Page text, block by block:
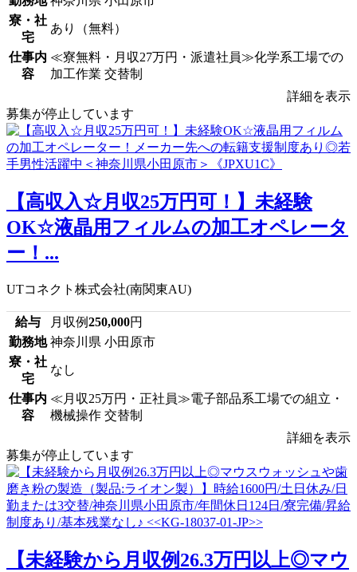
寮・社
宅
あり（無料）
仕事内
容
≪寮無料・月収27万円・派遣社員≫化学系工場での
加工作業 交替制
詳細を表示
募集が停止しています
【高収入☆月収25万円可！】未経験
OK☆液晶用フィルムの加工オペレータ
ー！...
UTコネクト株式会社(南関東AU)
給与 月収例250,000円
勤務地 神奈川県 小田原市
寮・社
宅
なし
仕事内
容
≪月収25万円・正社員≫電子部品系工場での組立・
機械操作 交替制
詳細を表示
募集が停止しています
【未経験から月収例26.3万円以上◎マウ